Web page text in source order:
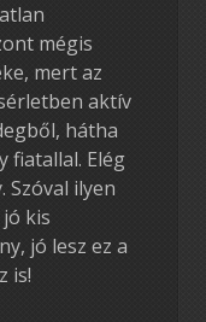
mégis
mert az
aktív
hátha
fiatallal. Elég
Szóval ilyen
kis
jó lesz ez a
is!